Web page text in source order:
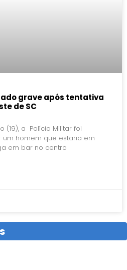
grave após tentativa
de SC
(19), a Polícia Militar foi
homem que estaria em
em bar no centro